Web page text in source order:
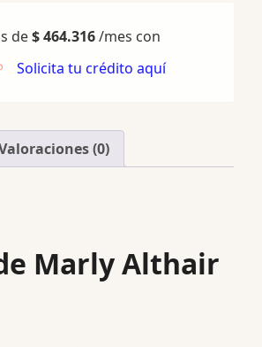
de$464.316/mes con
Solicita tu crédito aquí
(0)
Marly Althair